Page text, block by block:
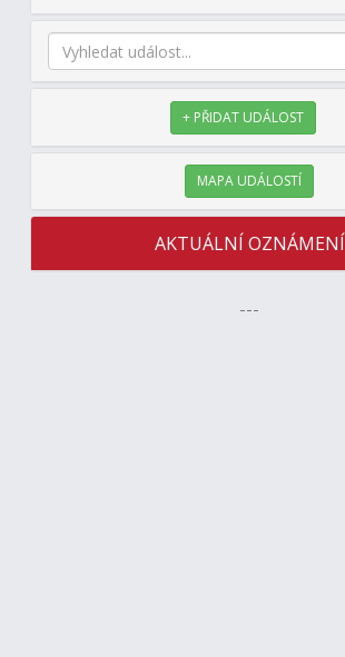
+ PŘIDAT UDÁLOST
MAPA UDÁLOSTÍ
AKTUÁLNÍ OZNÁMENÍ
---